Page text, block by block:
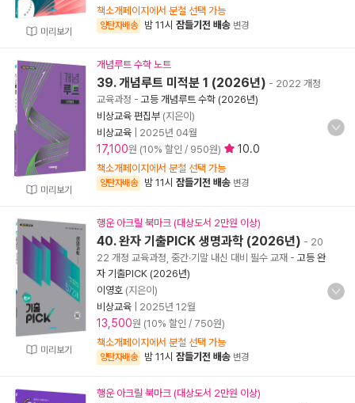
미리보기
책소개페이지에서 분철 선택 가능
양탄자배송 밤 11시 잠들기전 배송 변경
미리보기
개념루트 수학 노트
39. 개념루트 미적분 1 (2026년) - 2022 개정
교육과정 - 고등 개념루트 수학 (2026년)
비상교육 편집부 (지은이)
비상교육
2025년 04월
17,100원 (10% 할인 / 950원) 10.0
책소개페이지에서 분철 선택 가능
양탄자배송 밤 11시 잠들기전 배송 변경
미리보기
행운 아크릴 북마크 (대상도서 2만원 이상)
40. 완자 기출PICK 생명과학 (2026년) - 20
22 개정 교육과정, 중간·기말 내신 대비 필수 교재 - 고등 완
자 기출PICK (2026년)
이영호 (지은이)
비상교육
2025년 12월
13,500원 (10% 할인 / 750원)
책소개페이지에서 분철 선택 가능
양탄자배송 밤 11시 잠들기전 배송 변경
행운 아크릴 북마크 (대상도서 2만원 이상)